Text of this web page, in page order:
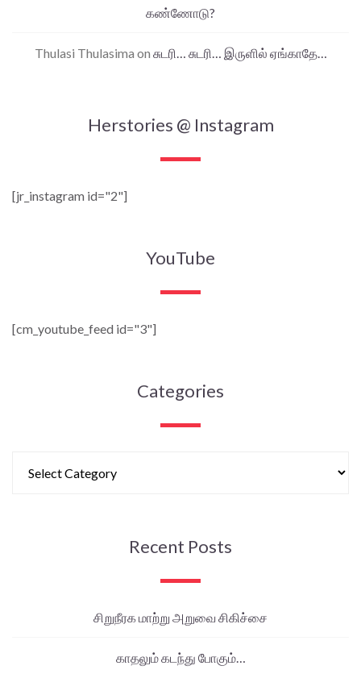
கண்ணோடு?
Thulasi Thulasima on சுடரி… சுடரி… இருளில் ஏங்காதே…
Herstories @ Instagram
[jr_instagram id="2"]
YouTube
[cm_youtube_feed id="3"]
Categories
Recent Posts
சிறுநீரக மாற்று அறுவை சிகிச்சை
காதலும் கடந்து போகும்…